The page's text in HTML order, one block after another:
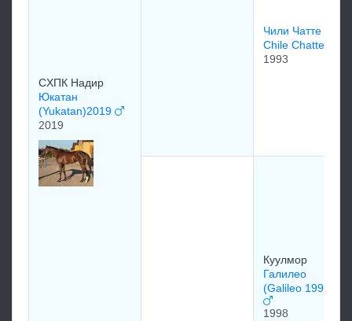
CХПК Нaдиp
Юкатан
(Yukatan)2019
2019
Чили Чатте
Chile Chatte
1993
Куулмор
Галилео
(Galileo 1998)
1998